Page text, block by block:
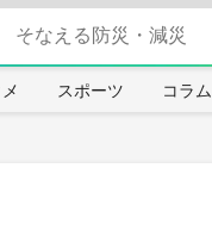
そなえる防災・減災
スポーツ コラム